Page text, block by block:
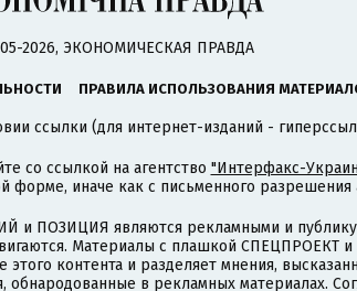
2026, ЭКОНОМИЧЕСКАЯ ПРАВДА
ПРАВИЛА ИСПОЛЬЗОВАНИЯ
ссылки (для интернет-изданий -
со ссылкой на агентство "Интерфакс-
иначе как с письменного разрешения
и ПОЗИЦИЯ являются рекламными и
Материалы с плашкой СПЕЦПРОЕКТ
контента и разделяет мнения,
в рекламных материалах.